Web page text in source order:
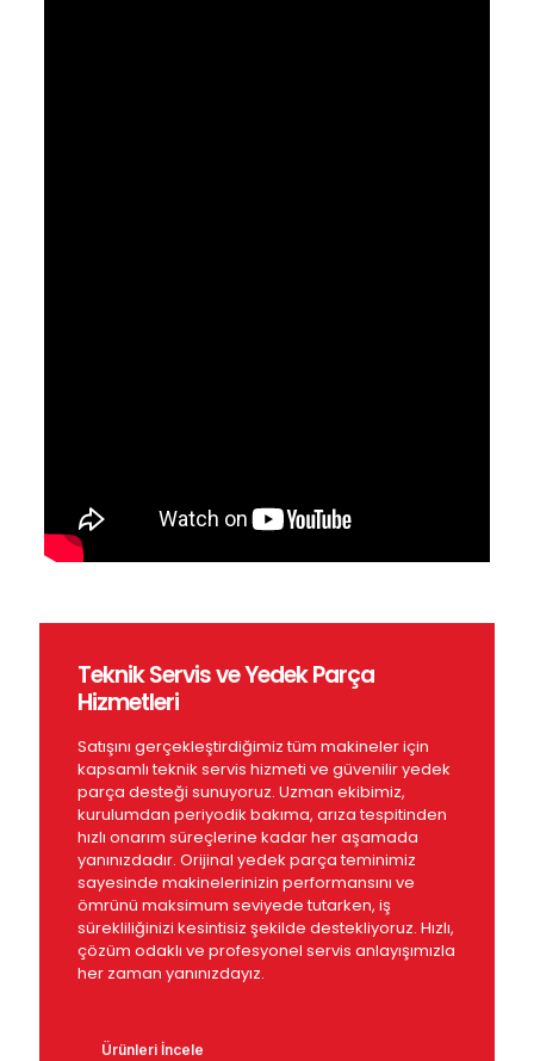
Teknik Servis ve Yedek Parça
Hizmetleri
Satışını gerçekleştirdiğimiz tüm makineler için
kapsamlı teknik servis hizmeti ve güvenilir yedek
parça desteği sunuyoruz. Uzman ekibimiz,
kurulumdan periyodik bakıma, arıza tespitinden
hızlı onarım süreçlerine kadar her aşamada
yanınızdadır. Orijinal yedek parça teminimiz
sayesinde makinelerinizin performansını ve
ömrünü maksimum seviyede tutarken, iş
sürekliliğinizi kesintisiz şekilde destekliyoruz. Hızlı,
çözüm odaklı ve profesyonel servis anlayışımızla
her zaman yanınızdayız.
Ürünleri İncele